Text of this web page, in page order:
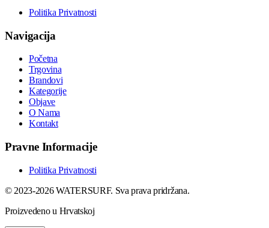
Politika Privatnosti
Navigacija
Početna
Trgovina
Brandovi
Kategorije
Objave
O Nama
Kontakt
Pravne Informacije
Politika Privatnosti
© 2023-2026 WATERSURF. Sva prava pridržana.
Proizvedeno u Hrvatskoj